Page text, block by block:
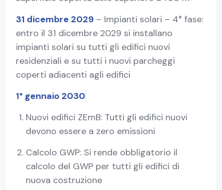
31 dicembre 2029 – Impianti solari – 4° fase:
entro il 31 dicembre 2029 si installano
impianti solari su tutti gli edifici nuovi
residenziali e su tutti i nuovi parcheggi
coperti adiacenti agli edifici
1° gennaio 2030
Nuovi edifici ZEmB: Tutti gli edifici nuovi
devono essere a zero emissioni
Calcolo GWP: Si rende obbligatorio il
calcolo del GWP per tutti gli edifici di
nuova costruzione